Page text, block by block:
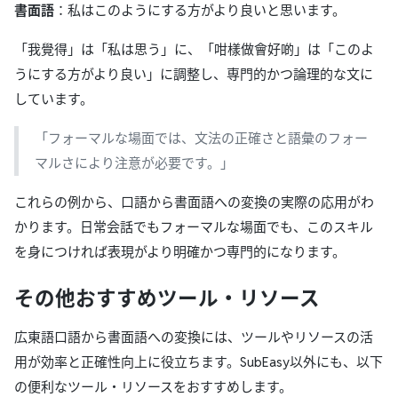
書面語 ：私はこのようにする方がより良いと思います。
「我覺得」は「私は思う」に、「咁樣做會好啲」は「このよ
うにする方がより良い」に調整し、専門的かつ論理的な文に
しています。
「フォーマルな場面では、文法の正確さと語彙のフォー
マルさにより注意が必要です。」
これらの例から、口語から書面語への変換の実際の応用がわ
かります。日常会話でもフォーマルな場面でも、このスキル
を身につければ表現がより明確かつ専門的になります。
その他おすすめツール・リソース
広東語口語から書面語への変換には、ツールやリソースの活
用が効率と正確性向上に役立ちます。SubEasy以外にも、以下
の便利なツール・リソースをおすすめします。